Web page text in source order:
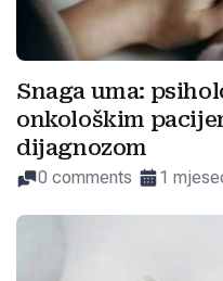
Snaga uma:
onkološkim
dijagnozom
0 comments 1